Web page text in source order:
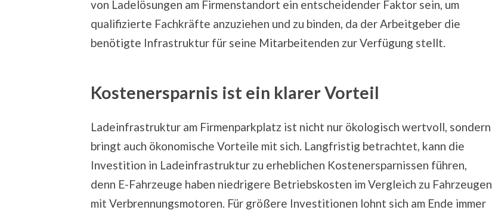
von Ladelösungen am Firmenstandort ein entscheidender Faktor sein, um
qualifizierte Fachkräfte anzuziehen und zu binden, da der Arbeitgeber die
benötigte Infrastruktur für seine Mitarbeitenden zur Verfügung stellt.
Kostenersparnis ist ein klarer Vorteil
Ladeinfrastruktur am Firmenparkplatz ist nicht nur ökologisch wertvoll, sondern
bringt auch ökonomische Vorteile mit sich. Langfristig betrachtet, kann die
Investition in Ladeinfrastruktur zu erheblichen Kostenersparnissen führen,
denn E-Fahrzeuge haben niedrigere Betriebskosten im Vergleich zu Fahrzeugen
mit Verbrennungsmotoren. Für größere Investitionen lohnt sich am Ende immer